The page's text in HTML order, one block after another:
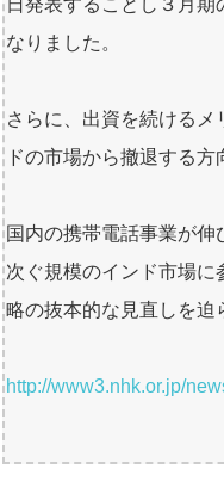
日発表することし３月
なりました。
さらに、出資を続ける
ドの市場から撤退する方
国内の携帯電話事業が
次ぐ規模のインド市場
略の抜本的な見直しを迫
http://www3.nhk.or.jp/